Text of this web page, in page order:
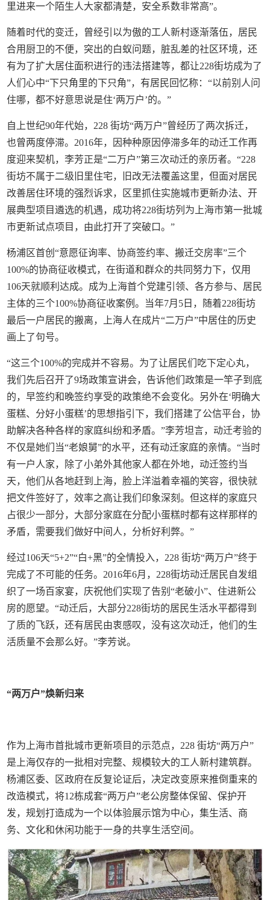
里进来一个陌生人大家都清楚，安全系数非常高”。
随着时代的变迁，曾经引以为傲的工人新村逐渐落伍，居民
合用厨卫的不便，突出的白蚁问题，脏乱差的社区环境，还
有为了扩大居住面积进行的违法搭建等，都让228街坊成为了
人们心中“下只角里的下只角”，有居民回忆称：“以前别人问
住哪，都不好意思说是住‘两万户’的。”
自上世纪90年代始，228 街坊“两万户”曾经历了两次拆迁，
也曾两度停滞。2016年，因种种原因停滞多年的动迁工作再
度迎来契机，李芳正是“二万户”第三次动迁的亲历者。“228
街坊不属于二级旧里住宅，旧改无法覆盖这里，但面对居民
改善居住环境的强烈诉求，区里抓住实施城市更新办法、开
展典型项目遴选的机遇，成功将228街坊列为上海市第一批城
市更新试点项目，由此打开了突破口。”
杨浦区首创“意愿征询率、协商签约率、搬迁交房率”三个
100%的协商征收模式，在街道和群众的共同努力下，仅用
106天就顺利达成。成为上海首个党建引领、各方参与、居民
主体的三个100%协商征收案例。当年7月5日，随着228街坊
最后一户居民的搬离，上海人在成片“二万户”中居住的历史
画上了句号。
“这三个100%的完成并不容易。为了让居民们吃下定心丸，
我们先后召开了9场政策宣讲会，告诉他们政策是一竿子到底
的，早签约和晚签约享受的政策绝不会变化。另外在‘明确大
蛋糕、分好小蛋糕’的思想指引下，我们搭建了公信平台，协
助解决各种各样的家庭纠纷和矛盾。”李芳坦言，动迁考验的
不仅是她们当“老娘舅”的水平，还有动迁家庭的亲情。“当时
有一户人家，除了小弟外其他家人都在外地，动迁签约当
天，他们从各地赶到上海，脸上洋溢着幸福的笑容，很快就
把文件签好了，效率之高让我们印象深刻。但这样的家庭只
占很少一部分，大部分家庭在分配小蛋糕时都有这样那样的
矛盾，需要我们做好中间人，分析好利弊。”
经过106天“5+2”“白+黑”的全情投入，228 街坊“两万户”终于
完成了不可能的任务。2016年6月，228街坊动迁居民自发组
织了一场百家宴，庆祝他们实现了告别“老破小”、住进新公
房的愿望。“动迁后，大部分228街坊的居民生活水平都得到
了质的飞跃，还有居民由衷感叹，没有这次动迁，他们的生
活质量不会那么好。”李芳说。
“两万户”焕新归来
作为上海市首批城市更新项目的示范点，228 街坊“两万户”
是上海仅存的一批相对完整、规模较大的工人新村建筑群。
杨浦区委、区政府在反复论证后，决定改变原来推倒重来的
改造模式，将12栋成套“两万户”老公房整体保留、保护开
发，规划打造成为一个以体验展示馆为中心，集生活、商
务、文化和休闲功能于一身的共享生活空间。